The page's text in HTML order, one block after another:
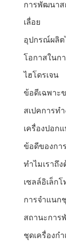
การพัฒนาส
เลื่อย
อุปกรณ์ผลิต
โอกาสในก
ไฮโดรเจน
ข้อดีเฉพาะ
สเปคการท
เครื่องปอก
ข้อดีของกา
ทำไมเราถึง
เซลล์อิเล็ก
การจำแนก
สถานะการ
ชุดเครื่องก